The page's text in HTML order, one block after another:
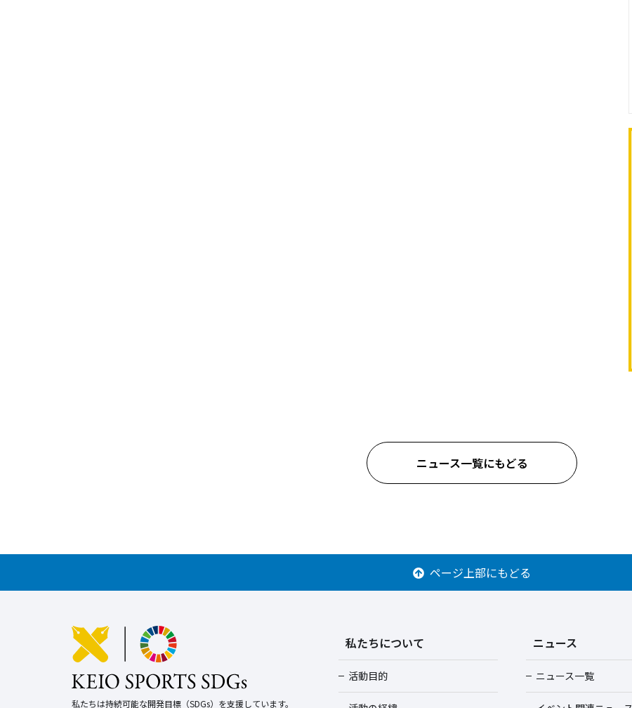
ニュース一覧にもどる
ページ上部にもどる
私たちは持続可能な開発目標（SDGs）を支援しています。
私たちについて
活動目的
ニュース
ニュース一覧